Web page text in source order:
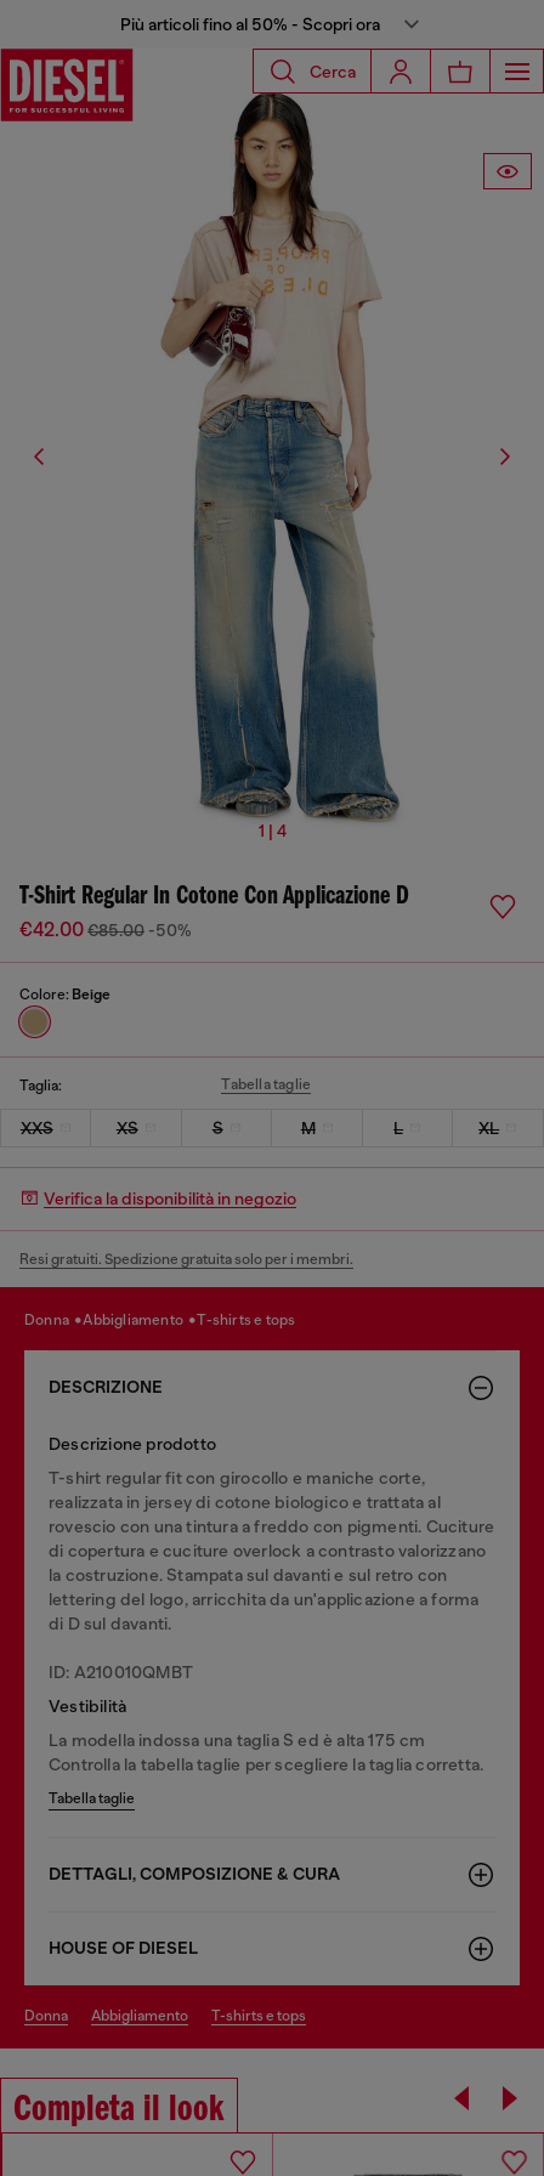
Più articoli fino al 50% - Scopri ora
Cerca
1 | 4
T-Shirt Regular In Cotone Con Applicazione D
€42.00€85.00 -50%
Colore: Beige
Taglia: Tabella taglie
XXS XS S M L XL
Verifica la disponibilità in negozio
Resi gratuiti. Spedizione gratuita solo per i membri.
donna abbigliamento t-shirts e tops
DESCRIZIONE
Descrizione prodotto
T-shirt regular fit con girocollo e maniche corte,
realizzata in jersey di cotone biologico e trattata al
rovescio con una tintura a freddo con pigmenti. Cuciture
di copertura e cuciture overlock a contrasto valorizzano
la costruzione. Stampata sul davanti e sul retro con
lettering del logo, arricchita da un'applicazione a forma
di D sul davanti.
ID: A210010QMBT
Vestibilità
La modella indossa una taglia S ed è alta 175 cm
Controlla la tabella taglie per scegliere la taglia corretta.
Tabella taglie
DETTAGLI, COMPOSIZIONE & CURA
HOUSE OF DIESEL
donna abbigliamento t-shirts e tops
Completa il look